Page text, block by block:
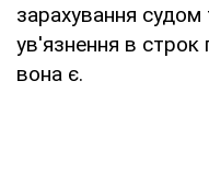
зарахування судом
ув'язнення в строк
вона є.